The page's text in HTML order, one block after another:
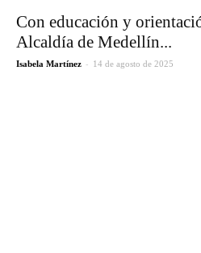
Con educación y
Alcaldía de Medellín...
Isabela Martínez - 14 de agosto de 2025